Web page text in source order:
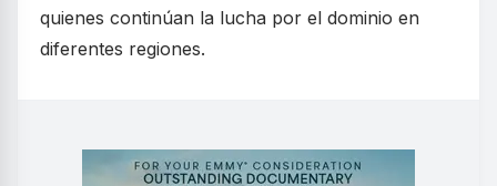
quienes continúan la lucha por el dominio en
diferentes regiones.